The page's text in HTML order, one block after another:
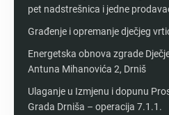
pet nadstrešnica i jedne
Građenje i opremanje dječjeg
Energetska obnova zgrade
Antuna Mihanovića 2, Drniš
Ulaganje u Izmjenu i dopunu
Grada Drniša – operacija 7.1.1.